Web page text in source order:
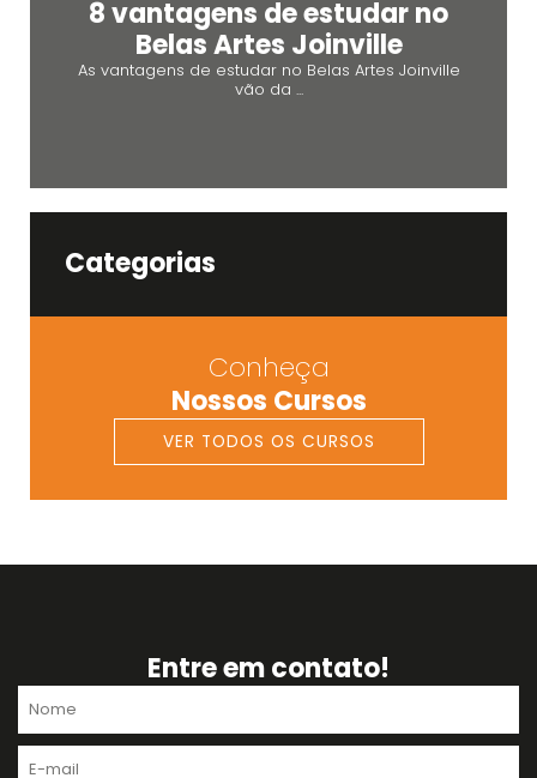
Categorias
Conheça
Nossos Cursos
VER TODOS OS CURSOS
8 vantagens de estudar no
Belas Artes Joinville
As vantagens de estudar no Belas Artes Joinville
vão da ...
Entre em contato!